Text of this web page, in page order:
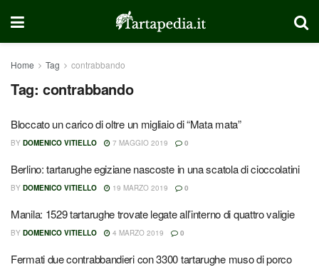
Home Tag contrabbando
Tag: contrabbando
Bloccato un carico di oltre un migliaio di “Mata mata”
BY DOMENICO VITIELLO 7 MAGGIO 2019 0
Berlino: tartarughe egiziane nascoste in una scatola di cioccolatini
BY DOMENICO VITIELLO 19 MARZO 2019 0
Manila: 1529 tartarughe trovate legate all’interno di quattro valigie
BY DOMENICO VITIELLO 4 MARZO 2019 0
Fermati due contrabbandieri con 3300 tartarughe muso di porco